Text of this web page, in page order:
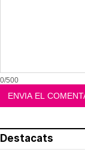
0/500
Destacats